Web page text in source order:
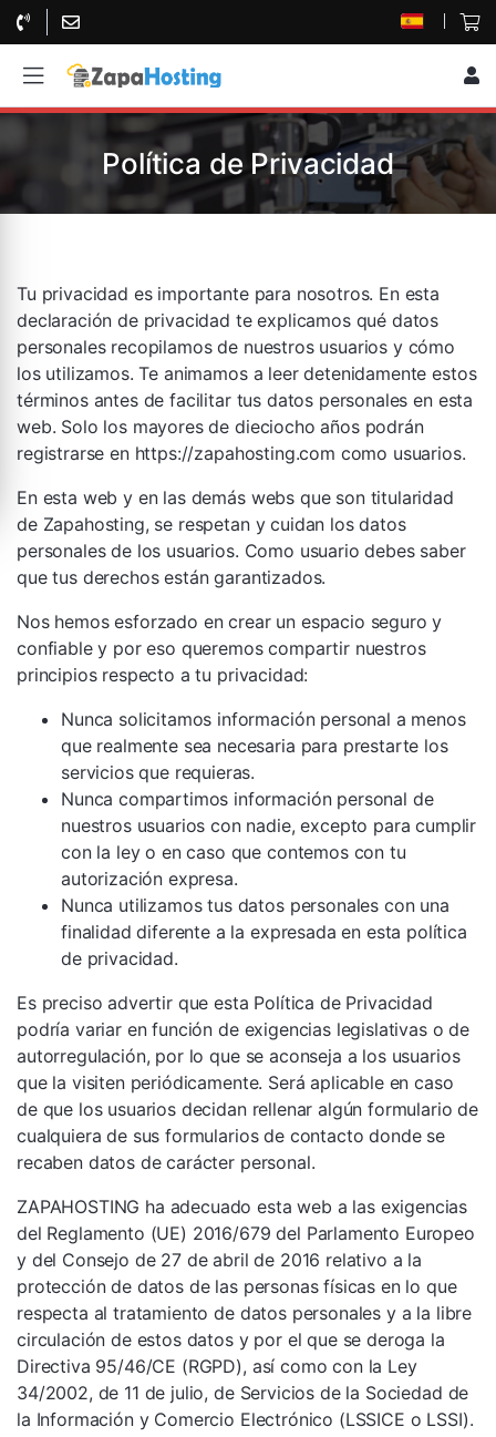
Política de Privacidad
Tu privacidad es importante para nosotros. En esta
declaración de privacidad te explicamos qué datos
personales recopilamos de nuestros usuarios y cómo
los utilizamos. Te animamos a leer detenidamente estos
términos antes de facilitar tus datos personales en esta
web. Solo los mayores de dieciocho años podrán
registrarse en https://zapahosting.com como usuarios.
En esta web y en las demás webs que son titularidad
de Zapahosting, se respetan y cuidan los datos
personales de los usuarios. Como usuario debes saber
que tus derechos están garantizados.
Nos hemos esforzado en crear un espacio seguro y
confiable y por eso queremos compartir nuestros
principios respecto a tu privacidad:
Nunca solicitamos información personal a menos
que realmente sea necesaria para prestarte los
servicios que requieras.
Nunca compartimos información personal de
nuestros usuarios con nadie, excepto para cumplir
con la ley o en caso que contemos con tu
autorización expresa.
Nunca utilizamos tus datos personales con una
finalidad diferente a la expresada en esta política
de privacidad.
Es preciso advertir que esta Política de Privacidad
podría variar en función de exigencias legislativas o de
autorregulación, por lo que se aconseja a los usuarios
que la visiten periódicamente. Será aplicable en caso
de que los usuarios decidan rellenar algún formulario de
cualquiera de sus formularios de contacto donde se
recaben datos de carácter personal.
ZAPAHOSTING ha adecuado esta web a las exigencias
del Reglamento (UE) 2016/679 del Parlamento Europeo
y del Consejo de 27 de abril de 2016 relativo a la
protección de datos de las personas físicas en lo que
respecta al tratamiento de datos personales y a la libre
circulación de estos datos y por el que se deroga la
Directiva 95/46/CE (RGPD), así como con la Ley
34/2002, de 11 de julio, de Servicios de la Sociedad de
la Información y Comercio Electrónico (LSSICE o LSSI).